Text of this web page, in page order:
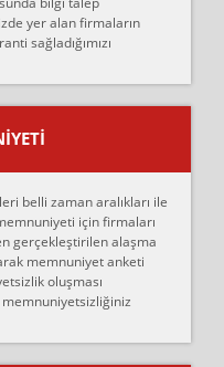
taşımak için
düzgün şekilde
ahlak problemleri
taşıma gününde
TL'ye ankaradan
taşınacağı gün
yaptım.
bu kişiler ağrılı
yer alan firmaların
sağladığımızı
belli zaman aralıkları ile
için firmaları
gerçekleştirilen alaşma
memnuniyet anketi
oluşması